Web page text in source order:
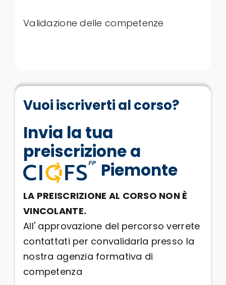
Validazione delle competenze
Vuoi iscriverti al corso?
Invia la tua
preiscrizione a
Piemonte
LA PREISCRIZIONE AL CORSO NON È
VINCOLANTE.
All' approvazione del percorso verrete
contattati per convalidarla presso la
nostra agenzia formativa di
competenza